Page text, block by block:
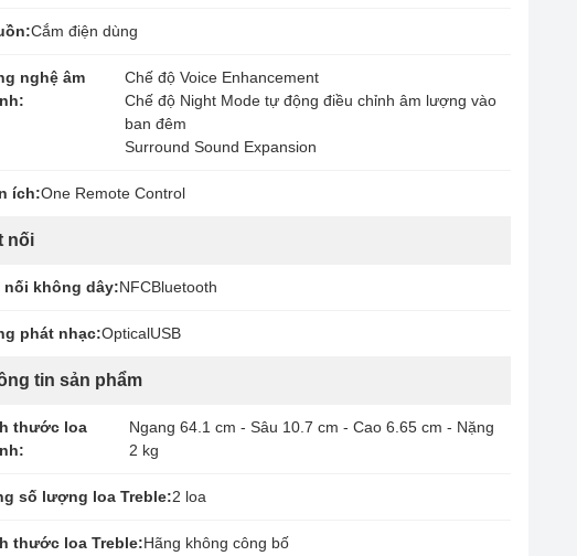
Cắm điện dùng
nghệ âm
Chế độ Voice Enhancement
Chế độ Night Mode tự động điều chỉnh âm lượng vào
ban đêm
Surround Sound Expansion
ích:One Remote Control
nối
nối không dây:NFCBluetooth
phát nhạc:OpticalUSB
tin sản phẩm
thước loa
Ngang 64.1 cm - Sâu 10.7 cm - Cao 6.65 cm - Nặng
2 kg
số lượng loa Treble:2 loa
thước loa Treble:Hãng không công bố